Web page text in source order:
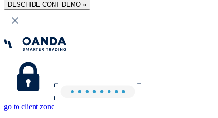
DESCHIDE CONT DEMO »
go to client zone